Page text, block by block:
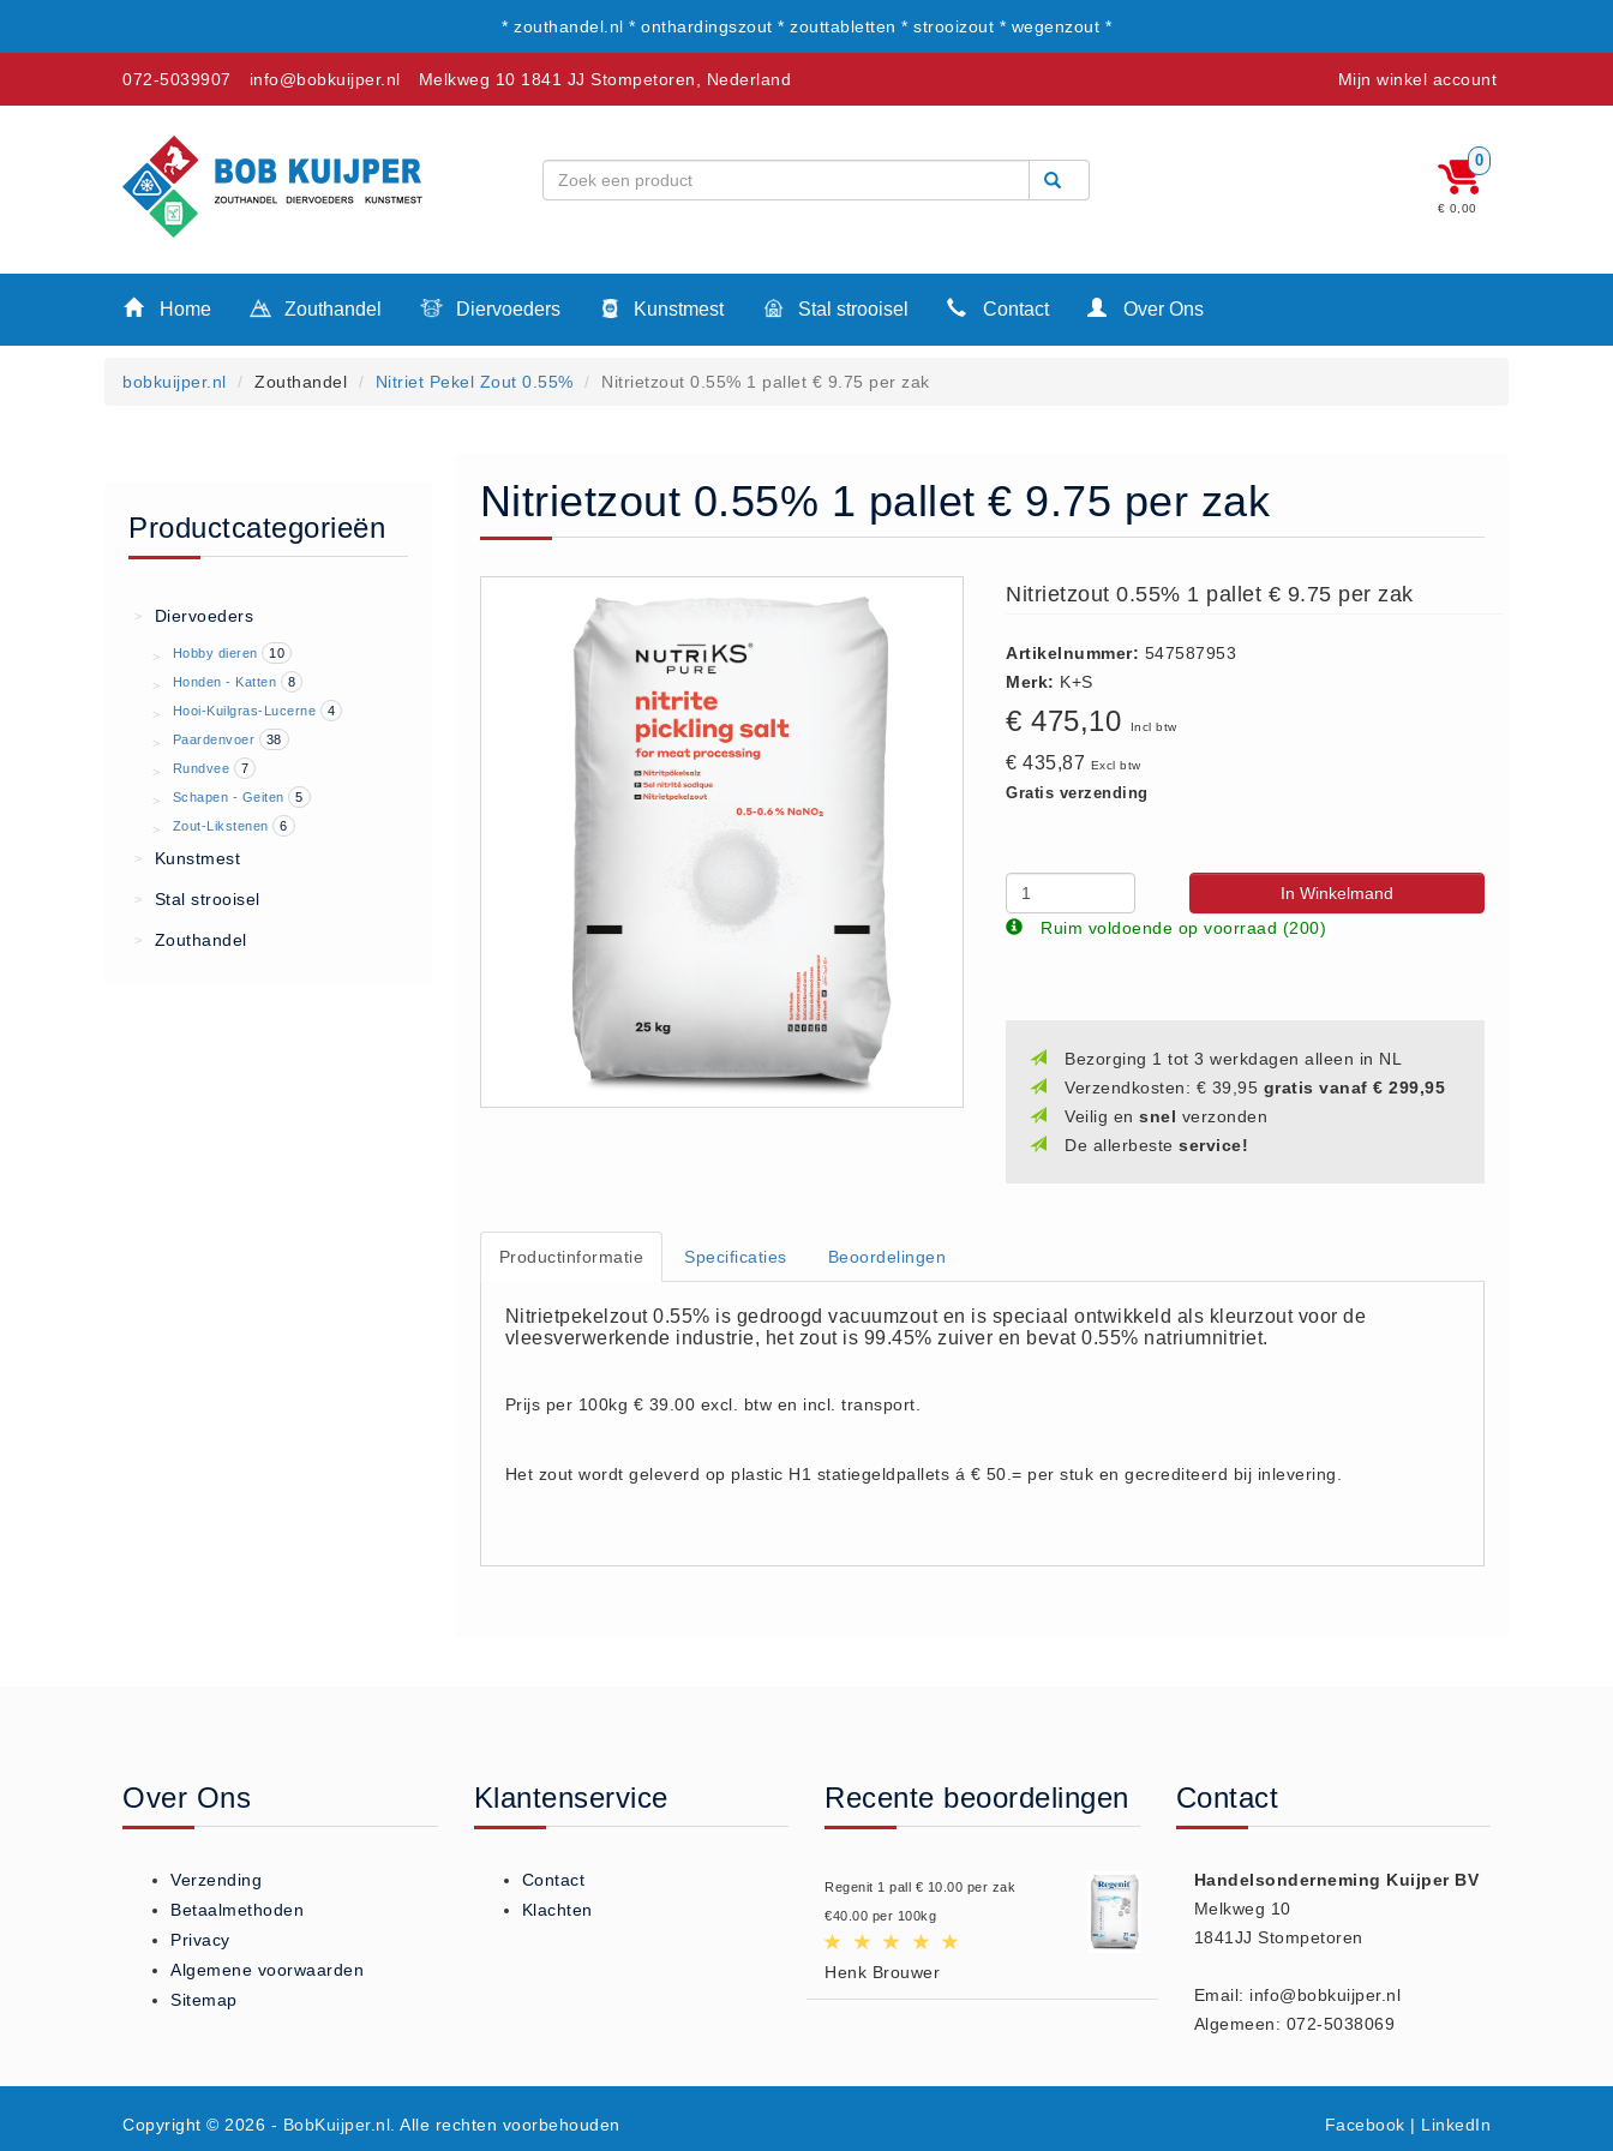
* zouthandel.nl * onthardingszout * zouttabletten * strooizout * wegenzout *
Diervoeders
Stal strooisel
Hartog Lucerne - Muesli (8)
Hobby dieren (10)
Honden - Katten (8)
Bitterzout Epsom (6)
Consumptiezout Food Grade
Dooikorrel Ureum (11)
Nitriet Pekel Zout 0.55% (3)
Onthardingszout (1)
Strooizout (23)
Zoutstrooiers (9)
072-5039907 info@bobkuijper.nl Melkweg 10 1841 JJ Stompetoren, Nederland Mijn winkel account
0
€ 0,00
Home Zouthandel Diervoeders Kunstmest Stal strooisel Contact Over Ons
bobkuijper.nl Zouthandel Nitriet Pekel Zout 0.55% Nitrietzout 0.55% 1 pallet € 9.75 per zak
Productcategorieën
> Diervoeders
> Hobby dieren 10
> Honden - Katten 8
> Hooi-Kuilgras-Lucerne 4
> Paardenvoer 38
> Rundvee 7
> Schapen - Geiten 5
> Zout-Likstenen 6
> Kunstmest
> Stal strooisel
> Zouthandel
Nitrietzout 0.55% 1 pallet € 9.75 per zak
Nitrietzout 0.55% 1 pallet € 9.75 per zak
Artikelnummer: 547587953
Merk: K+S
€ 475,10 Incl btw
€ 435,87 Excl btw
Gratis verzending
In Winkelmand
Ruim voldoende op voorraad (200)
Bezorging 1 tot 3 werkdagen alleen in NL
Verzendkosten: € 39,95 gratis vanaf € 299,95
Veilig ensnel verzonden
De allerbesteservice!
Productinformatie Specificaties Beoordelingen
Nitrietpekelzout 0.55% is gedroogd vacuumzout en is speciaal ontwikkeld als kleurzout voor de
vleesverwerkende industrie, het zout is 99.45% zuiver en bevat 0.55% natriumnitriet.
Prijs per 100kg € 39.00 excl. btw en incl. transport.
Het zout wordt geleverd op plastic H1 statiegeldpallets á € 50.= per stuk en gecrediteerd bij inlevering.
Over Ons
Verzending
Betaalmethoden
Privacy
Algemene voorwaarden
Sitemap
Klantenservice
Contact
Klachten
Recente beoordelingen
Regenit 1 pall € 10.00 per zak
€40.00 per 100kg
Henk Brouwer
Contact
Handelsonderneming Kuijper BV
Melkweg 10
1841JJ Stompetoren
Email: info@bobkuijper.nl
Algemeen: 072-5038069
Copyright © 2026 - BobKuijper.nl . Alle rechten voorbehouden Facebook | LinkedIn